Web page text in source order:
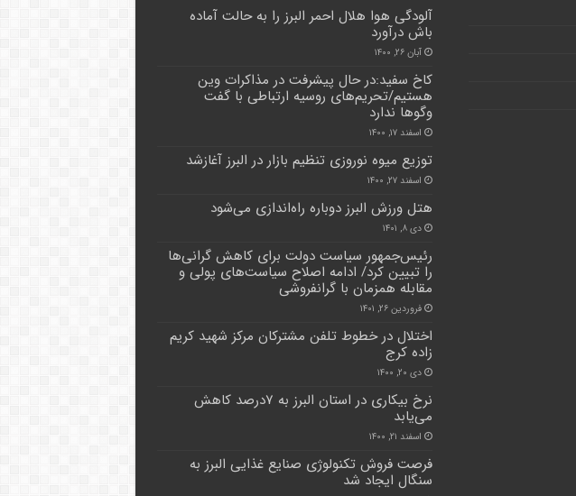
آلودگی هوا هلال احمر البرز را به حالت آماده
باش درآورد
آبان ۲۶, ۱۴۰۰
کاخ سفید:در حال پیشرفت در مذاکرات وین
هستیم/تحریم‌های روسیه ارتباطی با گفت
وگوها ندارد
اسفند ۱۷, ۱۴۰۰
توزیع میوه نوروزی تنظیم بازار در البرز آغازشد
اسفند ۲۷, ۱۴۰۰
هتل ورزش البرز دوباره راه‌اندازی می‌شود
دی ۸, ۱۴۰۱
رئیس‌جمهور سیاست دولت برای کاهش گرانی‌ها
را تبیین کرد/ ادامه اصلاح سیاست‌های پولی و
مقابله همزمان با گرانفروشی
فروردین ۲۶, ۱۴۰۱
اختلال در خطوط تلفن مشترکان مرکز شهید کریم
زاده کرج
دی ۲۰, ۱۴۰۰
نرخ بیکاری در استان البرز به ۷درصد کاهش
می‌یابد
اسفند ۲۱, ۱۴۰۰
فرصت فروش تکنولوژی صنایع غذایی البرز به
سنگال ایجاد شد